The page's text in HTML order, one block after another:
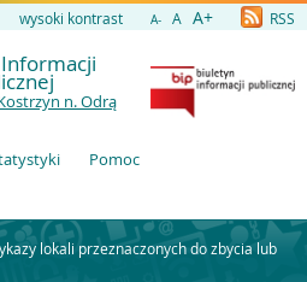
wysoki kontrast A- A A+ RSS
n. Odrą
Pomoc
lokali przeznaczonych do zbycia lub